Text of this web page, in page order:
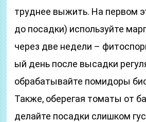
труднее выжить. На первом
до посадки) используйте
через две недели –
ый день после высадки
обрабатывайте помидоры
Также, оберегая томаты от
делайте посадки слишком